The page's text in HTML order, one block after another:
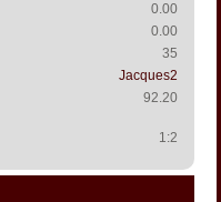
0.00
0.00
35
Jacques2
92.20
1:2